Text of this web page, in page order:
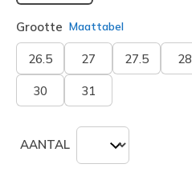
Grootte Maattabel
26.5 27 27.5 28
30 31
AANTAL